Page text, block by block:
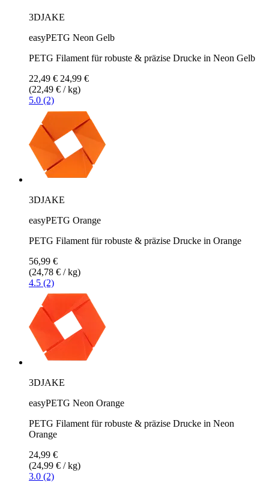
3DJAKE
easyPETG Neon Gelb
PETG Filament für robuste & präzise Drucke in Neon Gelb
22,49 € 24,99 €
(22,49 € / kg)
5.0 (2)
3DJAKE
easyPETG Orange
PETG Filament für robuste & präzise Drucke in Orange
56,99 €
(24,78 € / kg)
4.5 (2)
3DJAKE
easyPETG Neon Orange
PETG Filament für robuste & präzise Drucke in Neon
Orange
24,99 €
(24,99 € / kg)
3.0 (2)